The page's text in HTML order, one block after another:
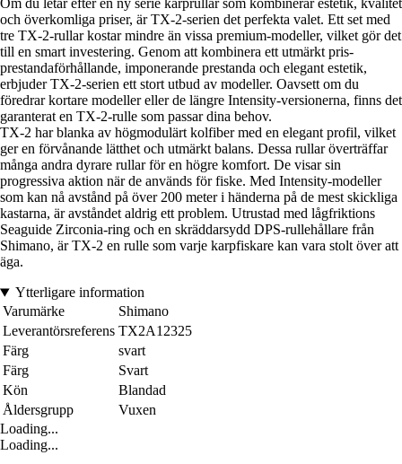
Om du letar efter en ny serie karprullar som kombinerar estetik, kvalitet
och överkomliga priser, är TX-2-serien det perfekta valet. Ett set med
tre TX-2-rullar kostar mindre än vissa premium-modeller, vilket gör det
till en smart investering. Genom att kombinera ett utmärkt pris-
prestandaförhållande, imponerande prestanda och elegant estetik,
erbjuder TX-2-serien ett stort utbud av modeller. Oavsett om du
föredrar kortare modeller eller de längre Intensity-versionerna, finns det
garanterat en TX-2-rulle som passar dina behov.
TX-2 har blanka av högmodulärt kolfiber med en elegant profil, vilket
ger en förvånande lätthet och utmärkt balans. Dessa rullar överträffar
många andra dyrare rullar för en högre komfort. De visar sin
progressiva aktion när de används för fiske. Med Intensity-modeller
som kan nå avstånd på över 200 meter i händerna på de mest skickliga
kastarna, är avståndet aldrig ett problem. Utrustad med lågfriktions
Seaguide Zirconia-ring och en skräddarsydd DPS-rullehållare från
Shimano, är TX-2 en rulle som varje karpfiskare kan vara stolt över att
äga.
Ytterligare information
Varumärke
Shimano
Leverantörsreferens TX2A12325
Färg
svart
Färg
Svart
Kön
Blandad
Åldersgrupp
Vuxen
Loading...
Loading...